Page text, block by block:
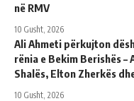
në RMV
10 Gusht, 2026
Ali Ahmeti përkujton
rënia e Bekim Berishës –
Shalës, Elton Zherkës
10 Gusht, 2026